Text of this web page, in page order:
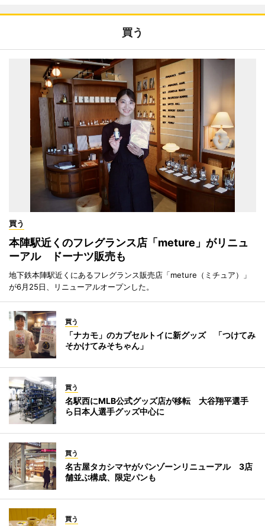
買う
買う
本陣駅近くのフレグランス店「meture」がリニュ
ーアル ドーナツ販売も
地下鉄本陣駅近くにあるフレグランス販売店「meture（ミチュア）」
が6月25日、リニューアルオープンした。
買う
「ナカモ」のカプセルトイに新グッズ 「つけてみ
そかけてみそちゃん」
買う
名駅西にMLB公式グッズ店が移転 大谷翔平選手
ら日本人選手グッズ中心に
買う
名古屋タカシマヤがパンゾーンリニューアル 3店
舗並ぶ構成、限定パンも
買う